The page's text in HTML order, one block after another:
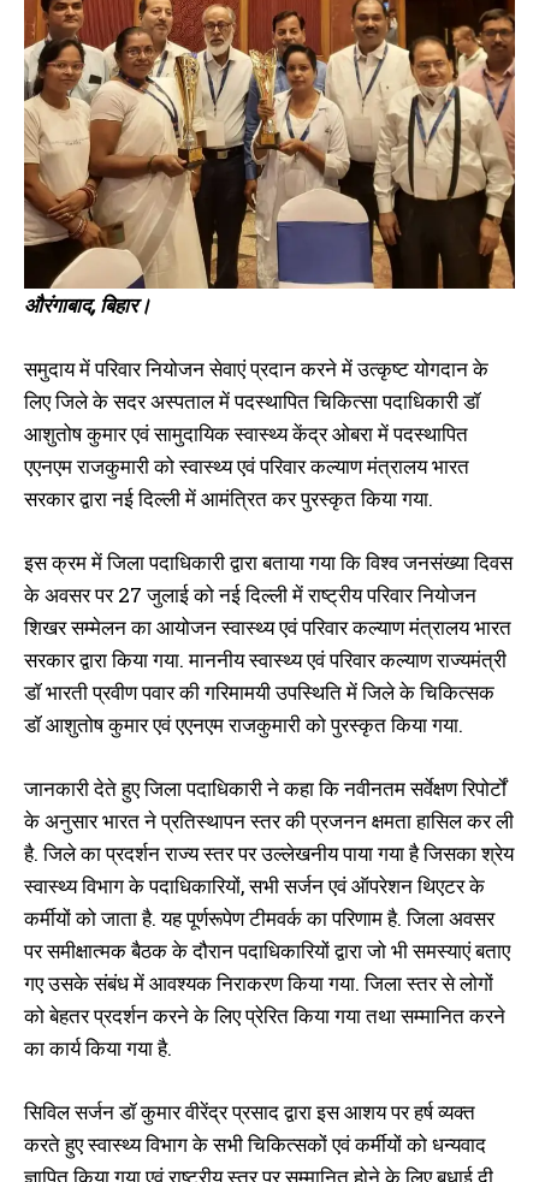
सड़क हादसे में मौत, NH 139 पर
अज्ञात वाहन ने कुचला
November 4, 2022
In "औरंगाबाद"
डॉ. प्रेम कुमार ने स्वतंत्रता सेनानियों
के परिवार के मुखिया को किया सम्मानित
August 12, 2023
In "औरंगाबाद"
परिवार नियोजन पखवाड़े के दौरान
खरकनी पंचायत में हुआ ग्राम चौपाल का
आयोजन
July 21, 2024
औरंगाबाद, बिहार।
समुदाय में परिवार नियोजन सेवाएं प्रदान करने में उत्कृष्ट योगदान के
लिए जिले के सदर अस्पताल में पदस्थापित चिकित्सा पदाधिकारी डॉ
आशुतोष कुमार एवं सामुदायिक स्वास्थ्य केंद्र ओबरा में पदस्थापित
एएनएम राजकुमारी को स्वास्थ्य एवं परिवार कल्याण मंत्रालय भारत
सरकार द्वारा नई दिल्ली में आमंत्रित कर पुरस्कृत किया गया.
इस क्रम में जिला पदाधिकारी द्वारा बताया गया कि विश्व जनसंख्या दिवस
के अवसर पर 27 जुलाई को नई दिल्ली में राष्ट्रीय परिवार नियोजन
शिखर सम्मेलन का आयोजन स्वास्थ्य एवं परिवार कल्याण मंत्रालय भारत
सरकार द्वारा किया गया. माननीय स्वास्थ्य एवं परिवार कल्याण राज्यमंत्री
डॉ भारती प्रवीण पवार की गरिमामयी उपस्थिति में जिले के चिकित्सक
डॉ आशुतोष कुमार एवं एएनएम राजकुमारी को पुरस्कृत किया गया.
जानकारी देते हुए जिला पदाधिकारी ने कहा कि नवीनतम सर्वेक्षण रिपोर्टों
के अनुसार भारत ने प्रतिस्थापन स्तर की प्रजनन क्षमता हासिल कर ली
है. जिले का प्रदर्शन राज्य स्तर पर उल्लेखनीय पाया गया है जिसका श्रेय
स्वास्थ्य विभाग के पदाधिकारियों, सभी सर्जन एवं ऑपरेशन थिएटर के
कर्मीयों को जाता है. यह पूर्णरूपेण टीमवर्क का परिणाम है. जिला अवसर
पर समीक्षात्मक बैठक के दौरान पदाधिकारियों द्वारा जो भी समस्याएं बताए
गए उसके संबंध में आवश्यक निराकरण किया गया. जिला स्तर से लोगों
को बेहतर प्रदर्शन करने के लिए प्रेरित किया गया तथा सम्मानित करने
का कार्य किया गया है.
सिविल सर्जन डॉ कुमार वीरेंद्र प्रसाद द्वारा इस आशय पर हर्ष व्यक्त
करते हुए स्वास्थ्य विभाग के सभी चिकित्सकों एवं कर्मीयों को धन्यवाद
ज्ञापित किया गया एवं राष्ट्रीय स्तर पर सम्मानित होने के लिए बधाई दी